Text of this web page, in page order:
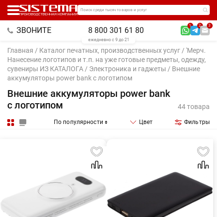
Поиск среди тысяч товаров и услуг
ЗВОНИТЕ 8 800 301 61 80
1 2 3
ежедневно с 9 до 21
Главная / Каталог печатных, производственных услуг / 'Мерч.
Нанесение логотипов и т.п. на уже готовые предметы, одежду,
сувениры ИЗ КАТАЛОГА / Электроника и гаджеты / Внешние
аккумуляторы power bank с логотипом
Внешние аккумуляторы power bank
с логотипом
44 товара
По популярности Цвет Фильтры